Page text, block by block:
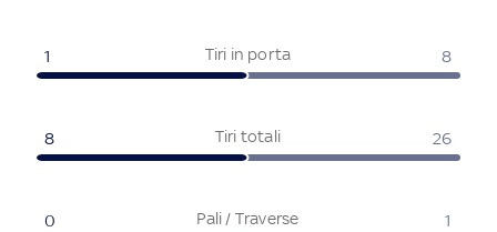
Tiri in porta
1 8
Tiri totali
8 26
Pali / Traverse
0 1